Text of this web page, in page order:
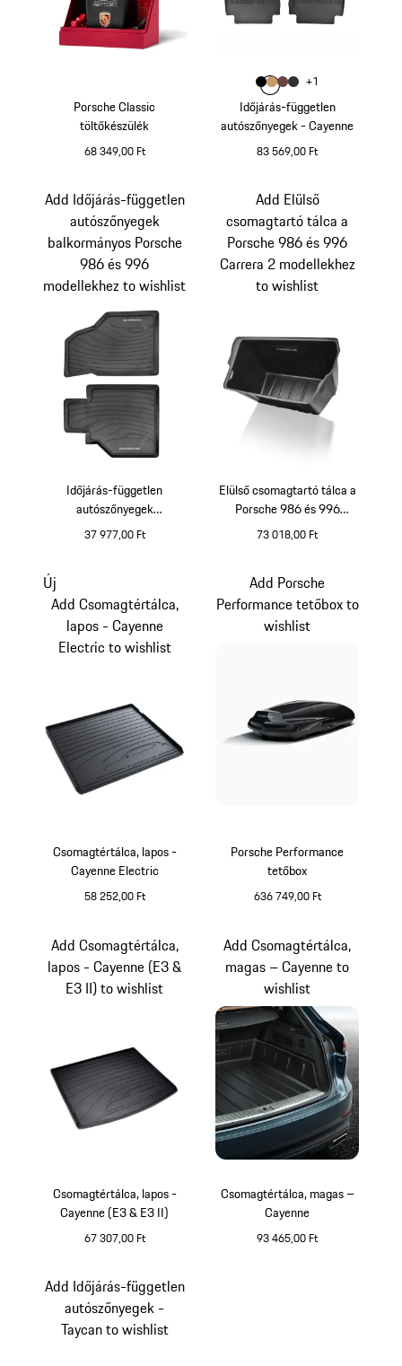
Porsche Classic
töltőkészülék
68 349,00 Ft
Időjárás-független
autószőnyegek - Cayenne
83 569,00 Ft
Szín
Színfekete
Színluxor bézs
Szín trüffelbarna
Szín
+1
Időjárás-független
autószőnyegek
balkormányos Porsche 986
és 996 modellekhez
37 977,00 Ft
Add Időjárás-független
autószőnyegek
balkormányos Porsche
986 és 996
modellekhez to wishlist
Elülső csomagtartó tálca a
Porsche 986 és 996
Carrera 2 modellekhez
73 018,00 Ft
Add Elülső
csomagtartó tálca a
Porsche 986 és 996
Carrera 2 modellekhez
to wishlist
Csomagtértálca, lapos -
Cayenne Electric
58 252,00 Ft
Új
Add Csomagtértálca,
lapos - Cayenne
Electric to wishlist
Porsche Performance
tetőbox
636 749,00 Ft
Add Porsche
Performance tetőbox to
wishlist
Csomagtértálca, lapos -
Cayenne (E3 & E3 II)
67 307,00 Ft
Add Csomagtértálca,
lapos - Cayenne (E3 &
E3 II) to wishlist
Csomagtértálca, magas –
Cayenne
93 465,00 Ft
Add Csomagtértálca,
magas – Cayenne to
wishlist
Add Időjárás-független
autószőnyegek -
Taycan to wishlist